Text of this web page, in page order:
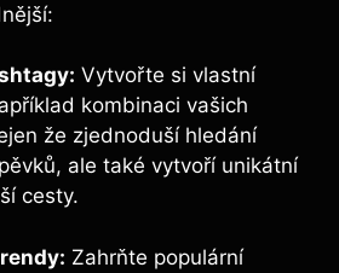
Vytvořte si vlastní
kombinaci vašich
že zjednoduší hledání
ale také vytvoří unikátní
cesty.
Zahrňte populární